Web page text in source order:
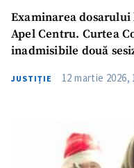
Examinarea
Apel Centru. Curtea
inadmisibile două
JUSTIȚIE 12 martie 2026,